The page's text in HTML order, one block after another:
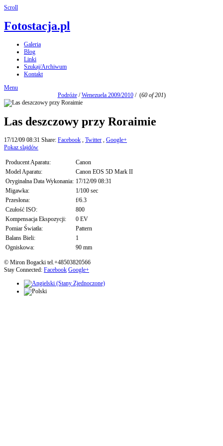
Scroll
Fotostacja.pl
Galeria
Blog
Linki
Szukaj/Archiwum
Kontakt
Menu
Podróże/Wenezuela 2009/2010/ (60 of 201)
Las deszczowy przy Roraimie
17/12/09 08:31 Share: Facebook , Twitter , Google+
Pokaz slajdów
Producent Aparatu:
Canon
Model Aparatu:
Canon EOS 5D Mark II
Oryginalna Data Wykonania: 17/12/09 08:31
Migawka:
1/100 sec
Przesłona:
f/6.3
Czułość ISO:
800
Kompensacja Ekspozycji:
0 EV
Pomiar Światła:
Pattern
Balans Bieli:
1
Ogniskowa:
90 mm
© Miron Bogacki tel.+48503820566
Stay Connected: Facebook Google+